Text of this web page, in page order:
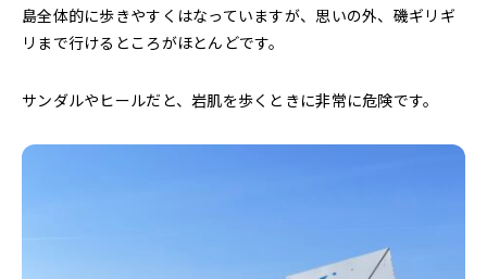
島全体的に歩きやすくはなっていますが、思いの外、磯ギリギ
リまで行けるところがほとんどです。
サンダルやヒールだと、岩肌を歩くときに非常に危険です。